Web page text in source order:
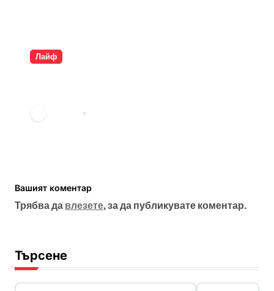
Лайф
Вашият коментар
Трябва да влезете, за да публикувате коментар.
Търсене